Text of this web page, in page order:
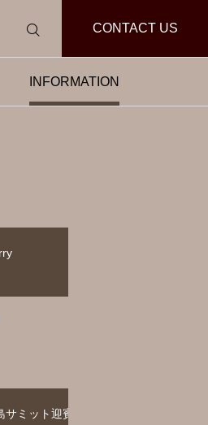
CONTACT US
INFORMATION